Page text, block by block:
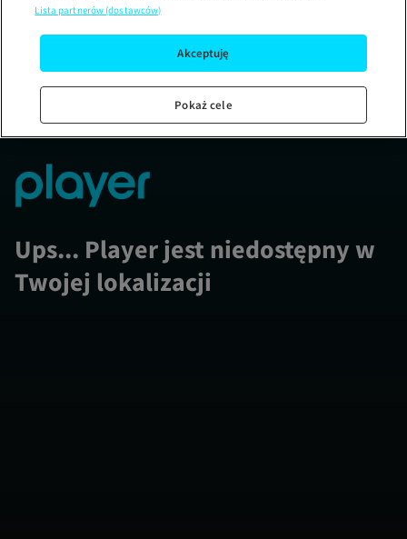
Ups... Player jest niedostępny w
Twojej lokalizacji
Lista partnerów (dostawców)
Akceptuję
Pokaż cele